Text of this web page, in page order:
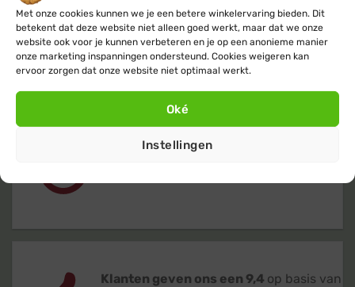
Met onze cookies kunnen we je een betere winkelervaring bieden. Dit
betekent dat deze website niet alleen goed werkt, maar dat we onze
website ook voor je kunnen verbeteren en je op een anonieme manier
onze marketing inspanningen ondersteund. Cookies weigeren kan
ervoor zorgen dat onze website niet optimaal werkt.
Oké
Instellingen
Gratisof lage (€ 3,95) verzendkosten
voor heel Nederland & België
Verzendingbinnen 24 uur
Klanten geven ons een 9,4 op basis van